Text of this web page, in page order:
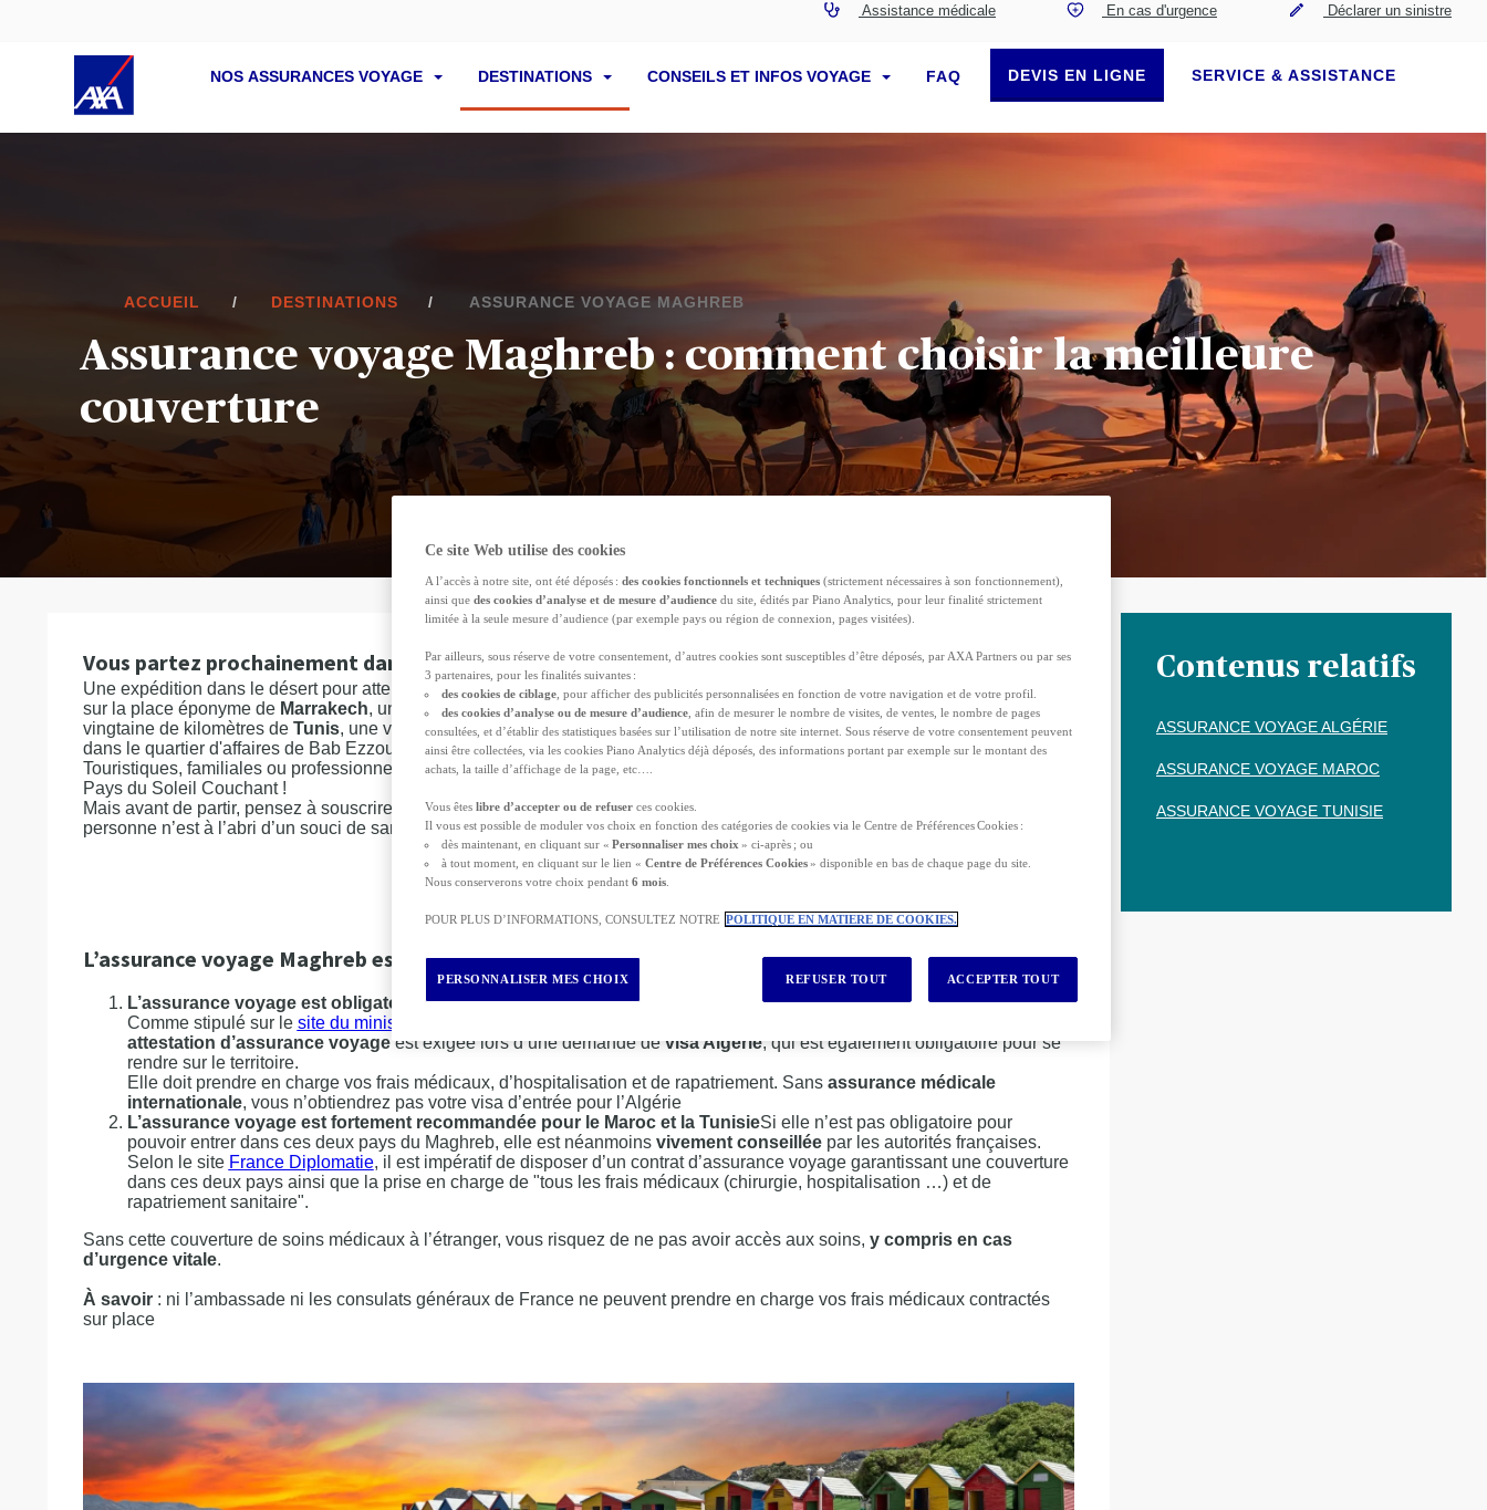
Assistance médicale En cas d'urgence Déclarer un sinistre
NOS ASSURANCES VOYAGE DESTINATIONS CONSEILS ET INFOS VOYAGE FAQ DEVIS EN LIGNE SERVICE & ASSISTANCE
ACCUEIL DESTINATIONS ASSURANCE VOYAGE MAGHREB
Assurance voyage Maghreb : comment choisir la meilleure
couverture
Vous partez prochainement dans un pays du Maghreb ?
Une expédition dans le désert pour atteindre l’erg Admer, la découverte du musée du patrimoine immatériel de Jamaâ el-Fna
sur la place éponyme de Marrakech, une escale blanche et bleue dans le pittoresque village deSidi Bou Saïd, à une
vingtaine de kilomètres de Tunis, une visite à des proches vivant àCasablanca, une fête àDjerbaou encore un rendez-vous
dans le quartier d'affaires de Bab Ezzouar, àAlger…
Touristiques, familiales ou professionnelles, les raisons ne manquent pas pour aller en
Pays du Soleil Couchant !
Mais avant de partir, pensez à souscrire uneassurance voyage Maghreb. Les imprévus peuvent surgir à tout moment, et
personne n’est à l’abri d’un souci de santé ou d’un accident lors d’un séjour à l’étranger.
OBTENEZ VOTRE DEVIS GRATUIT
L’assurance voyage Maghreb est-elle obligatoire ?
L’assurance voyage est obligatoire pour aller en Algérie
Comme stipulé sur le site du ministère algérien
attestation d’assurance voyageest exigée lors d’une demande devisa Algérie, qui est également obligatoire pour se
rendre sur le territoire.
Elle doit prendre en charge vos frais médicaux, d’hospitalisation et de rapatriement. Sansassurance médicale
internationale, vous n’obtiendrez pas votre visa d’entrée pour l’Algérie
L’assurance voyage est fortement recommandée pour le Maroc et la TunisieSi elle n’est pas obligatoire pour
pouvoir entrer dans ces deux pays du Maghreb, elle est néanmoins vivement conseilléepar les autorités françaises.
Selon le site France Diplomatie, il est impératif de disposer d’un contrat d’assurance voyage garantissant une couverture
dans ces deux pays ainsi que la prise en charge de "tous les frais médicaux (chirurgie, hospitalisation …) et de
rapatriement sanitaire".
Sans cette couverture de soins médicaux à l’étranger, vous risquez de ne pas avoir accès aux soins, y compris en cas
d’urgence vitale.
À savoir : ni l’ambassade ni les consulats généraux de France ne peuvent prendre en charge vos frais médicaux contractés
sur place
Contenus relatifs
ASSURANCE VOYAGE ALGÉRIE
ASSURANCE VOYAGE MAROC
ASSURANCE VOYAGE TUNISIE
Ce site Web utilise des cookies
A l’accès à notre site, ont été déposés : des cookies fonctionnels et techniques (strictement nécessaires à son fonctionnement),
ainsi que des cookies d’analyse et de mesure d’audience du site, édités par Piano Analytics, pour leur finalité strictement
limitée à la seule mesure d’audience (par exemple pays ou région de connexion, pages visitées).
Par ailleurs, sous réserve de votre consentement, d’autres cookies sont susceptibles d’être déposés, par AXA Partners ou par ses
3 partenaires, pour les finalités suivantes :
des cookies de ciblage , pour afficher des publicités personnalisées en fonction de votre navigation et de votre profil.
des cookies d’analyse ou de mesure d’audience , afin de mesurer le nombre de visites, de ventes, le nombre de pages
consultées, et d’établir des statistiques basées sur l’utilisation de notre site internet. Sous réserve de votre consentement peuvent
ainsi être collectées, via les cookies Piano Analytics déjà déposés, des informations portant par exemple sur le montant des
achats, la taille d’affichage de la page, etc….
Vous êtes libre d’accepter ou de refuser ces cookies.
Il vous est possible de moduler vos choix en fonction des catégories de cookies via le Centre de Préférences Cookies :
dès maintenant, en cliquant sur «Personnaliser mes choix » ci-après ; ou
à tout moment, en cliquant sur le lien «Centre de Préférences Cookies» disponible en bas de chaque page du site.
Nous conserverons votre choix pendant 6 mois
POUR PLUS D’INFORMATIONS, CONSULTEZ NOTRE POLITIQUE EN MATIERE DE COOKIES.
PERSONNALISER MES CHOIX REFUSER TOUT ACCEPTER TOUT